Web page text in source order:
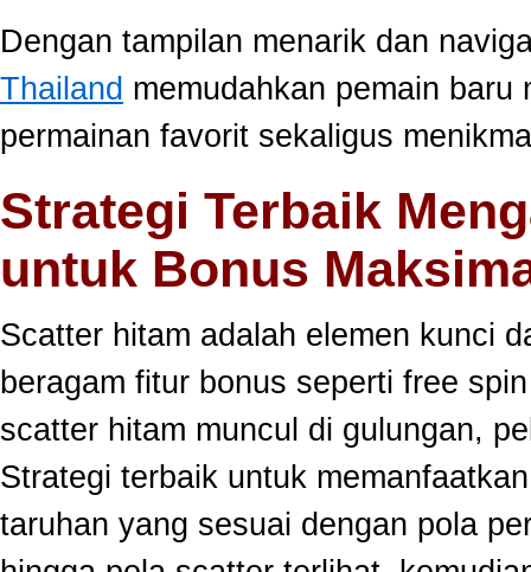
Dengan tampilan menarik dan
Thailand memudahkan pemain baru
permainan favorit sekaligus
Strategi Terbaik
untuk Bonus
Scatter hitam adalah elemen kunci
beragam fitur bonus seperti free
scatter hitam muncul di gulungan,
Strategi terbaik untuk
taruhan yang sesuai dengan pola